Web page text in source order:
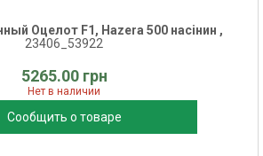
Оцелот F1, Hazera 500 насінин ,
23406_53922
5265.00 грн
Нет в наличии
Сообщить о товаре